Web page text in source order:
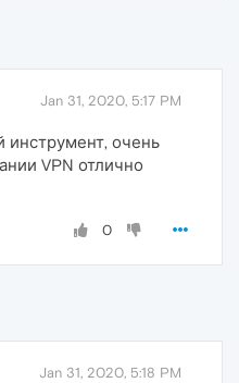
Jan 31, 2020, 5:17 PM
очень
VPN отлично
0
Jan 31, 2020, 5:18 PM